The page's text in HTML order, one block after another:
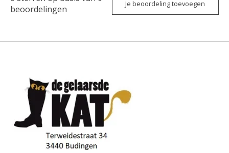
beoordelingen
Je beoordeling toevoegen